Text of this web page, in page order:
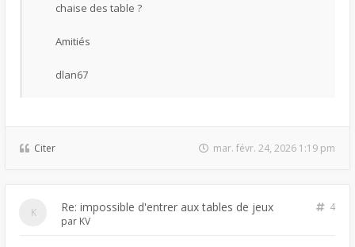
chaise des table ?
Amitiés
dlan67
Citer mar. févr. 24, 2026 1:19 pm
Re: impossible d'entrer aux tables de jeux
4
par KV